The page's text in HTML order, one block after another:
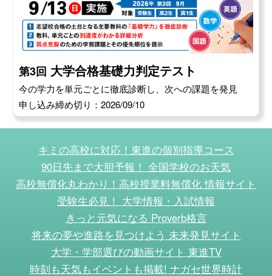
第3回 大学合格基礎力判定テスト
今の学力を単元ごとに徹底診断し、次への課題を発見
申し込み締め切り：2026/09/10
キミの高校に対応！東進の個別指導コース
90日先まで大胆予報！ 全国学校のお天気
高校無償化丸わかり！高校授業料無償化 情報サイト
受験生必見！ 大学情報・入試情報
きっと元気になる Proverb格言
将来の夢や進路を見つけよう 未来発見サイト
大学・学部選びの動画サイト 東進TV
時刻も天気もイベントも掲載! ナガセ世界時計